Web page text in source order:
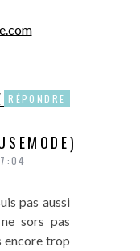
DE
pas aussi
sors pas
encore trop
RÉPONDRE